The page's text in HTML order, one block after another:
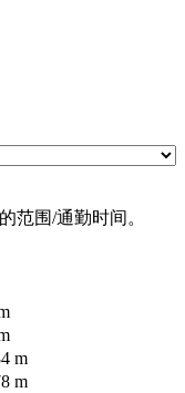
范围/通勤时间。
m
m